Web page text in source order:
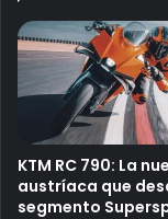
KTM RC 790: La
austríaca que
segmento